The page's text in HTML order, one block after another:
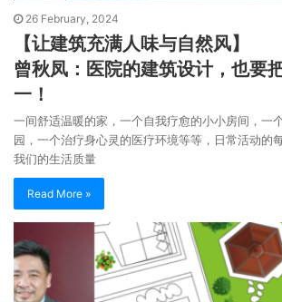
26 February, 2024
【让建筑充满人味与自然风】
曾秋凤：医院的建筑设计，也要
一！
一间舒适温暖的家，一个自我疗愈的小小房间，一
园，一个治疗身心灵的医疗环境等等，日常活动的
我们的生活质量
Read More »